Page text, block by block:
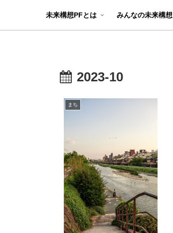
未来構想PFとは みんなの未来構想
2023-10
まち